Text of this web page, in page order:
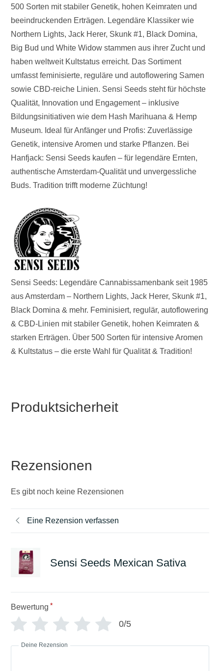
500 Sorten mit stabiler Genetik, hohen Keimraten und
beeindruckenden Erträgen. Legendäre Klassiker wie
Northern Lights, Jack Herer, Skunk #1, Black Domina,
Big Bud und White Widow stammen aus ihrer Zucht und
haben weltweit Kultstatus erreicht. Das Sortiment
umfasst feminisierte, reguläre und autoflowering Samen
sowie CBD-reiche Linien. Sensi Seeds steht für höchste
Qualität, Innovation und Engagement – inklusive
Bildungsinitiativen wie dem Hash Marihuana & Hemp
Museum. Ideal für Anfänger und Profis: Zuverlässige
Genetik, intensive Aromen und starke Pflanzen. Bei
Hanfjack: Sensi Seeds kaufen – für legendäre Ernten,
authentische Amsterdam-Qualität und unvergessliche
Buds. Tradition trifft moderne Züchtung!
Sensi Seeds: Legendäre Cannabissamenbank seit 1985
aus Amsterdam – Northern Lights, Jack Herer, Skunk #1,
Black Domina & mehr. Feminisiert, regulär, autoflowering
& CBD-Linien mit stabiler Genetik, hohen Keimraten &
starken Erträgen. Über 500 Sorten für intensive Aromen
& Kultstatus – die erste Wahl für Qualität & Tradition!
Produktsicherheit
Rezensionen
Es gibt noch keine Rezensionen
Eine Rezension verfassen
Sensi Seeds Mexican Sativa
Bewertung *
0/5
Deine Rezension